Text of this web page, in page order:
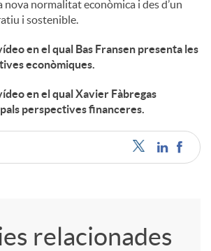
nova normalitat econòmica i des d’un
i sostenible.
en el qual Bas Fransen presenta les
econòmiques.
en el qual Xavier Fàbregas
perspectives financeres.
relacionades